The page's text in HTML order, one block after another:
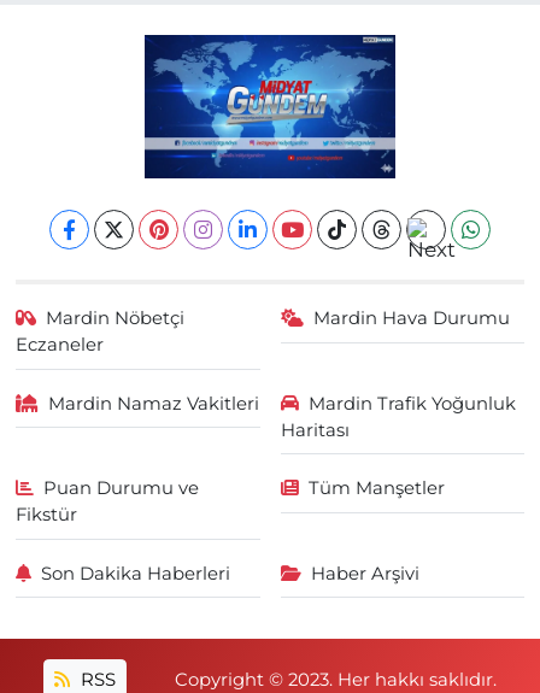
Mardin Nöbetçi
Eczaneler
Mardin Hava Durumu
Mardin Namaz Vakitleri
Mardin Trafik Yoğunluk
Haritası
Puan Durumu ve
Fikstür
Tüm Manşetler
Son Dakika Haberleri Haber Arşivi
RSS Copyright © 2023. Her hakkı saklıdır.